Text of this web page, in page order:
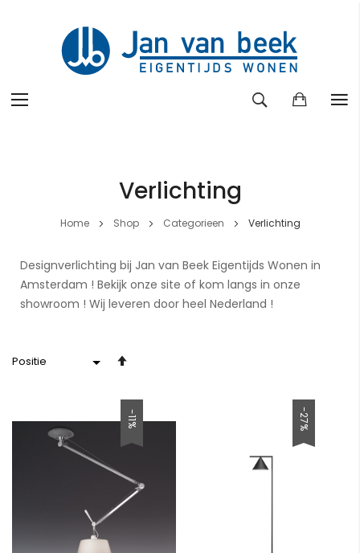
Verlichting
Home Shop Categorieen Verlichting
Designverlichting bij Jan van Beek Eigentijds Wonen in
Amsterdam ! Bekijk onze site of kom langs in onze
showroom ! Wij leveren door heel Nederland !
naar
laag
-11% -27%